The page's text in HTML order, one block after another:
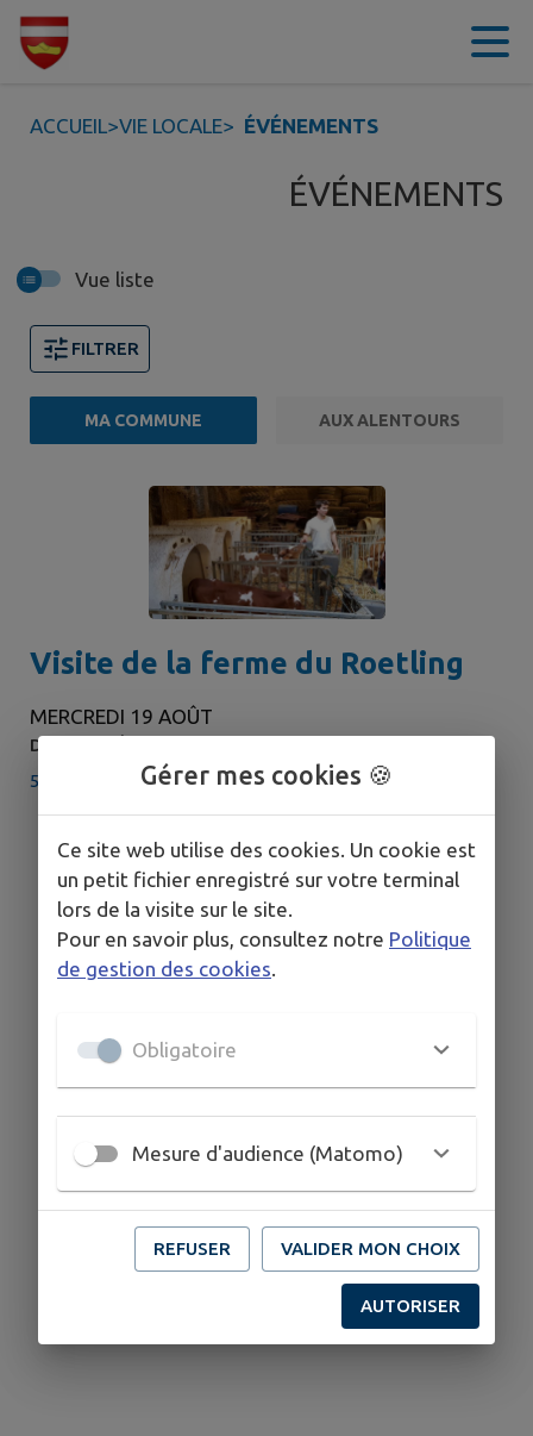
Contenu
ACCUEIL>VIE LOCALE> ÉVÉNEMENTS
ÉVÉNEMENTS
Vue liste
FILTRER
MA COMMUNE AUX ALENTOURS
Visite de la ferme du Roetling
MERCREDI 19 AOÛT
DE 14H00 À 15H00
53 rue Principale, 68210 Traubach le Bas
Gérer mes cookies 🍪
Ce site web utilise des cookies. Un cookie est
un petit fichier enregistré sur votre terminal
lors de la visite sur le site.
Pour en savoir plus, consultez notre Politique
de gestion des cookies
Obligatoire
Mesure d'audience (Matomo)
REFUSER VALIDER MON CHOIX
AUTORISER